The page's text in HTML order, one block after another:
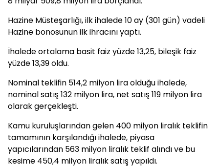
Hazine Müsteşarlığı, ilk ihalede 10 ay (301 gün) vadeli
Hazine bonosunun ilk ihracını yaptı.
İhalede ortalama basit faiz yüzde 13,25, bileşik faiz
yüzde 13,39 oldu.
Nominal teklifin 514,2 milyon lira olduğu ihalede,
nominal satış 132 milyon lira, net satış 119 milyon lira
olarak gerçekleşti.
Kamu kuruluşlarından gelen 400 milyon liralık teklifin
tamamının karşılandığı ihalede, piyasa
yapıcılarından 563 milyon liralık teklif alındı ve bu
kesime 450,4 milyon liralık satış yapıldı.